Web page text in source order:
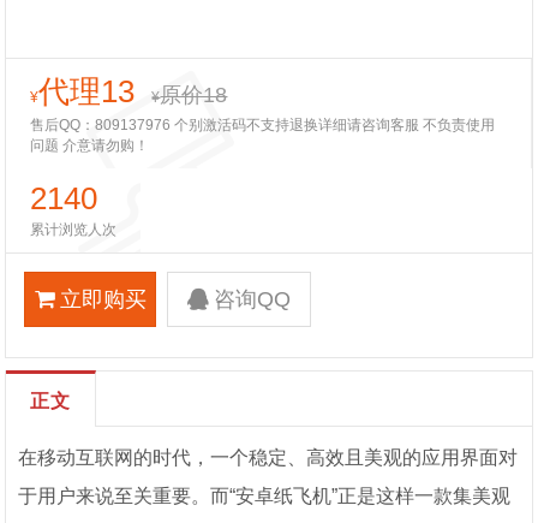
¥代理13 ¥原价18
售后QQ：809137976 个别激活码不支持退换详细请咨询客服 不负责使用
问题 介意请勿购！
2140
累计浏览人次
立即购买 咨询QQ
正文
在移动互联网的时代，一个稳定、高效且美观的应用界面对
于用户来说至关重要。而“安卓纸飞机”正是这样一款集美观